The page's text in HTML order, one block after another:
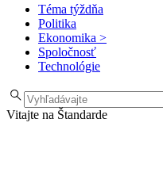
Téma týždňa
Politika
Ekonomika >
Spoločnosť
Technológie
Vitajte na Štandarde